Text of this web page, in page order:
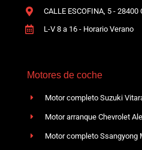
CALLE ESCOFINA, 5 -
L-V 8 a 16 - Horario Verano
Motores de coche
Motor completo Suzuki
Motor arranque Chevrolet
Motor completo Ssangyong